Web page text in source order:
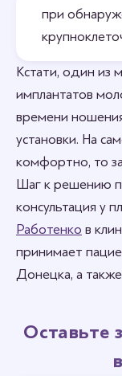
при
Кстати, один из
имплантатов
времени
установки. На
комфортно, то
Шаг к решению
консультация у
Работенко в
принимает
Донецка, а
Оставьте